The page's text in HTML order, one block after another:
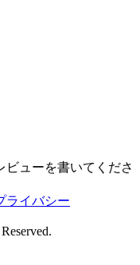
ビューを書いてくださ
ライバシー